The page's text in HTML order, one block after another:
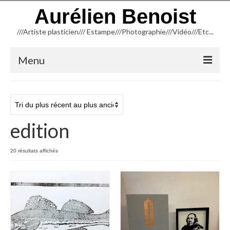
Aurélien Benoist
///Artiste plasticien/// Estampe///Photographie///Vidéo///Etc...
Menu
NEWSLETTER
BLOG
INFORMATIONS
TAILLE D’ÉPARGNE (Linogravure)
edition
20 résultats affichésTrié
plus
ancien